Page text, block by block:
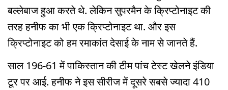
बल्लेबाज हुआ करते थे. लेकिन सुपरमैन के क्रिप्टोनाइट की
तरह हनीफ का भी एक क्रिप्टोनाइट था. और इस
क्रिप्टोनाइट को हम रमाकांत देसाई के नाम से जानते हैं.
साल 196-61 में पाकिस्तान की टीम पांच टेस्ट खेलने इंडिया
टूर पर आई. हनीफ ने इस सीरीज में दूसरे सबसे ज्यादा 410